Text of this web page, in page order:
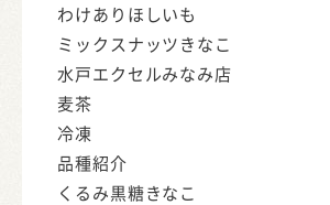
わけありほしいも
ミックスナッツきなこ
水戸エクセルみなみ店
麦茶
冷凍
品種紹介
くるみ黒糖きなこ